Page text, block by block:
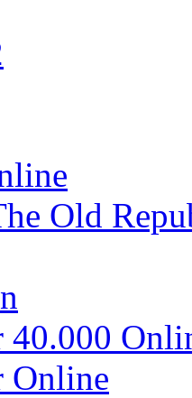
Old
40.000
Online